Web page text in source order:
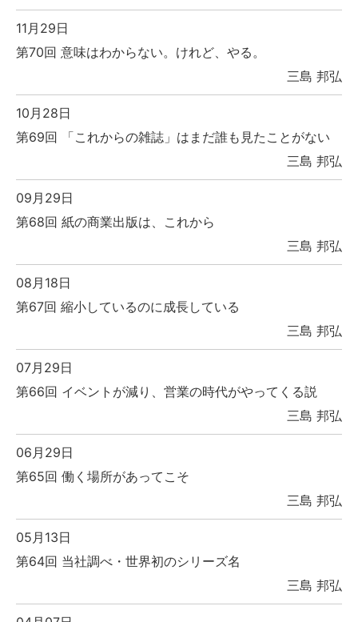
11月29日
第70回 意味はわからない。けれど、やる。
三島 邦弘
10月28日
第69回 「これからの雑誌」はまだ誰も見たことがない
三島 邦弘
09月29日
第68回 紙の商業出版は、これから
三島 邦弘
08月18日
第67回 縮小しているのに成長している
三島 邦弘
07月29日
第66回 イベントが減り、営業の時代がやってくる説
三島 邦弘
06月29日
第65回 働く場所があってこそ
三島 邦弘
05月13日
第64回 当社調べ・世界初のシリーズ名
三島 邦弘